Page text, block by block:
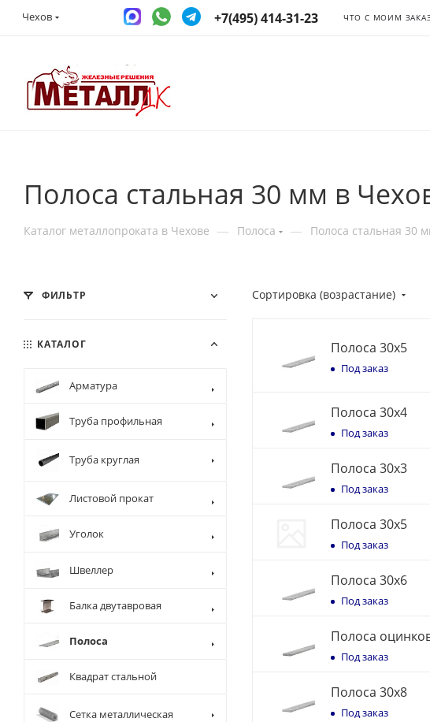
Чехов +7(495) 414-31-23 ЧТО С МОИМ
Полоса стальная 30 мм в
Каталог металлопроката в Чехове — Полоса — Полоса стальная 30
Сортировка (возрастание)
Полоса 30х5
Под заказ
Полоса 30х4
Под заказ
Полоса 30х3
Под заказ
Полоса 30х5
Под заказ
Полоса 30х6
Под заказ
Полоса
Под заказ
Полоса 30х8
Под заказ
ФИЛЬТР
КАТАЛОГ
Арматура
Труба профильная
Труба круглая
Листовой прокат
Уголок
Швеллер
Балка двутавровая
Полоса
Квадрат стальной
Сетка металлическая